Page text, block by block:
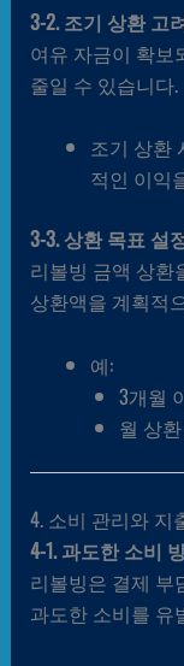
3-2. 조기 상환 고
여유 자금이 확보
줄일 수 있습니다.
조기 상환
적인 이익
3-3. 상환 목표 설
리볼빙 금액 상환
상환액을 계획적
예:
3개월
월 상
4. 소비 관리와 지
4-1. 과도한 소비
리볼빙은 결제 부
과도한 소비를 유